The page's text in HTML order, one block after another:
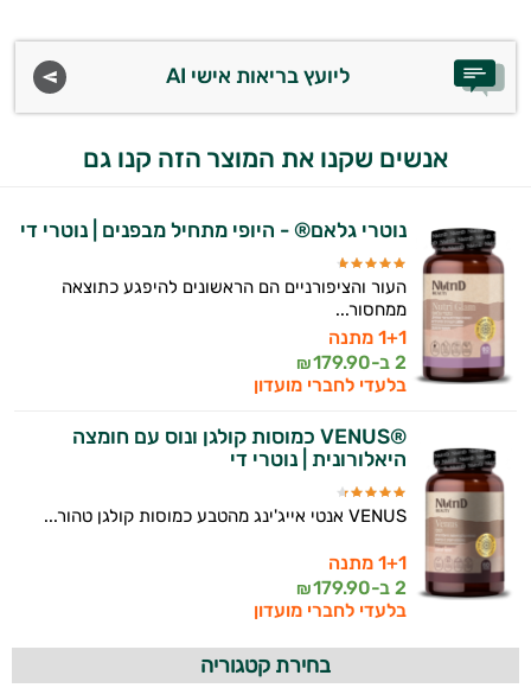
ליועץ בריאות אישי AI
אנשים שקנו את המוצר הזה קנו גם
נוטרי גלאם® - היופי מתחיל מבפנים | נוטרי די
העור והציפורניים הם הראשונים להיפגע כתוצאה
ממחסור...
1+1 מתנה
2 ב-
179.90
₪
בלעדי לחברי מועדון
®VENUS כמוסות קולגן ונוס עם חומצה
היאלורונית | נוטרי די
VENUS אנטי אייג'ינג מהטבע כמוסות קולגן טהור...
1+1 מתנה
2 ב-
179.90
₪
בלעדי לחברי מועדון
בחירת קטגוריה
יום וגם בתחום הכושר והספורט.
המטרה שלי היא להתאים עבורך המלצות
אישיות מבוססות מדעית.
זה הזמן להתחיל. איך אוכל לעזור?